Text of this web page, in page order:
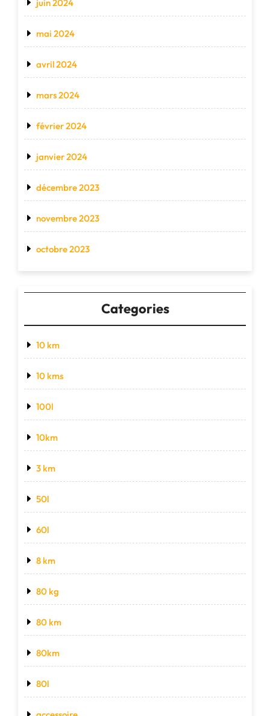
juin 2024
mai 2024
avril 2024
mars 2024
février 2024
janvier 2024
décembre 2023
novembre 2023
octobre 2023
Categories
10 km
10 kms
100l
10km
3 km
50l
60l
8 km
80 kg
80 km
80km
80l